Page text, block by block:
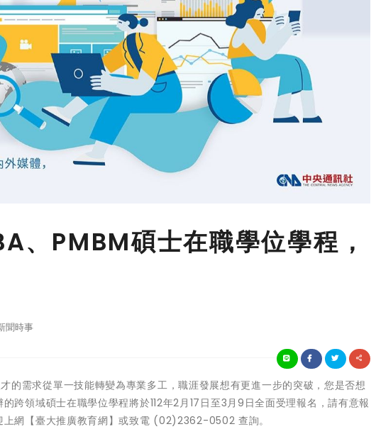
、PMBM碩士在職學位學程，
聞時事
需求從單一技能轉變為專業多工，職涯發展想有更進一步的突破，您是否想
跨領域碩士在職學位學程將於112年2月17日至3月9日全面受理報名，請有意報
網【臺大推廣教育網】或致電 (02)2362-0502 查詢。